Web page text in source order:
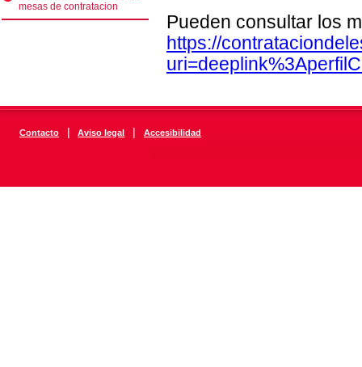
mesas de contratacion
Pueden consultar los
https://
Contacto | Aviso legal | Accesibilidad